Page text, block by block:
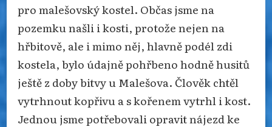
pro malešovský kostel. Občas jsme na
pozemku našli i kosti, protože nejen na
hřbitově, ale i mimo něj, hlavně podél zdi
kostela, bylo údajně pohřbeno hodně husitů
ještě z doby bitvy u Malešova. Člověk chtěl
vytrhnout kopřivu a s kořenem vytrhl i kost.
Jednou jsme potřebovali opravit nájezd ke